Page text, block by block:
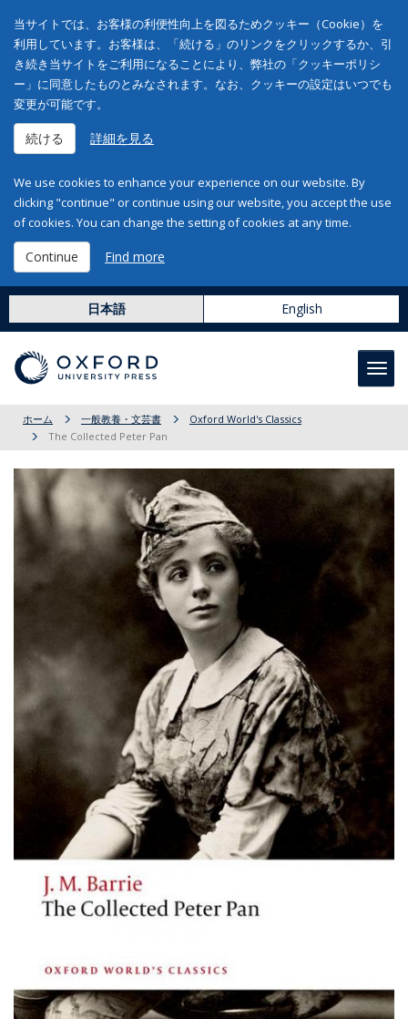
当サイトでは、お客様の利便性向上を図るためクッキー（Cookie）を
利用しています。お客様は、「続ける」のリンクをクリックするか、引
き続き当サイトをご利用になることにより、弊社の「クッキーポリシ
ー」に同意したものとみなされます。なお、クッキーの設定はいつでも
変更が可能です。
続ける 詳細を見る
We use cookies to enhance your experience on our website. By
clicking "continue" or continue using our website, you accept the use
of cookies. You can change the setting of cookies at any time.
Continue Find more
日本語 English
ホーム 一般教養・文芸書
Oxford World's Classics
The Collected Peter Pan